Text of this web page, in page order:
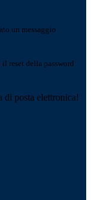
un messaggio
reset della password
di posta elettronica!